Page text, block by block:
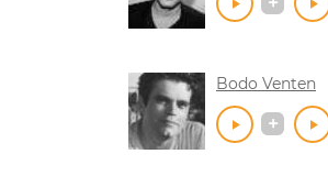
Bodo Venten